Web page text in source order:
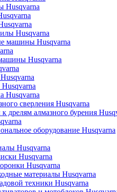
Husqvarna
Husqvarna
машины Husqvarna
Husqvarna
Husqvarna
сверления Husqvarna
дрелям алмазного бурения
оборудование Husqvarna
Husqvarna
Husqvarna
Husqvarna
материалы Husqvarna
техники Husqvarna